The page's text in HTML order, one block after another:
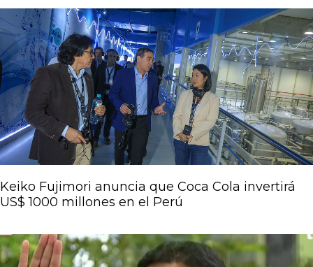
Keiko Fujimori anuncia que Coca Cola invertirá
US$ 1000 millones en el Perú